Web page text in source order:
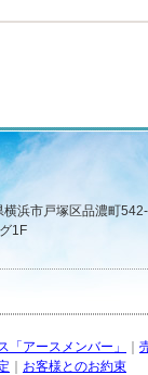
浜市戸塚区品濃町
1F
「アースメンバー」
お客様とのお約束